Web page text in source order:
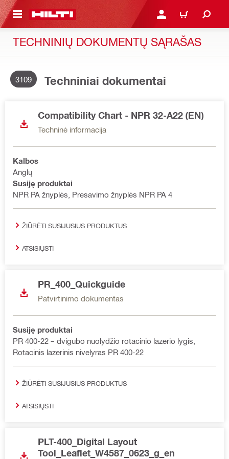
TURINIO PRISIJUNGTI ARBA
PIRKINIŲ
TECHNINIŲ DOKUMENTŲ SĄRAŠAS
3109 Techniniai dokumentai
Compatibility Chart - NPR 32-A22 (EN)
Techninė informacija
Kalbos
Anglų
Susiję produktai
NPR PA žnyplės, Presavimo žnyplės NPR PA 4
ŽIŪRĖTI SUSIJUSIUS PRODUKTUS
ATSISIŲSTI
PR_400_Quickguide
Patvirtinimo dokumentas
Susiję produktai
PR 400-22 – dvigubo nuolydžio rotacinio lazerio lygis,
Rotacinis lazerinis nivelyras PR 400-22
ŽIŪRĖTI SUSIJUSIUS PRODUKTUS
ATSISIŲSTI
PLT-400_Digital Layout
Tool_Leaflet_W4587_0623_g_en